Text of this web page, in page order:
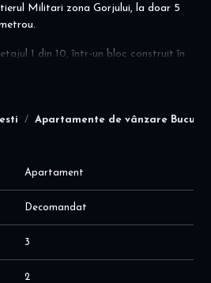
Apartamente de vânzare
Militari zona Gorjului, la doar 5
1 din 10, într-un bloc construit în
luminos pe tot parcursul zilei.
geam pentru aerisire naturală)
termopan
este deja trasă în bloc,
Apartament
Decomandat
3
2